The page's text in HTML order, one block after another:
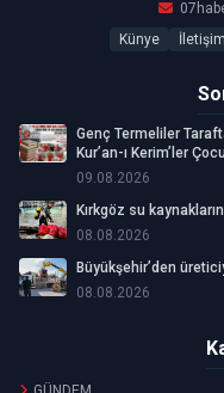
Künye
İletişim
Genç Termeliler
Kur’an-ı Kerim’ler
09.08.2026
Kırkgöz su
08.08.2026
Büyükşehir’den
08.08.2026